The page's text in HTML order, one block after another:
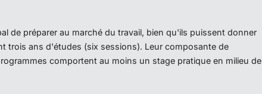
de préparer au marché du travail, bien qu'ils puissent donner
trois ans d'études (six sessions). Leur composante de
comportent au moins un stage pratique en milieu de